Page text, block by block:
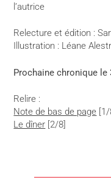
l’autrice
Relecture et édition :
Illustration : Léane
Prochaine chronique le
Relire :
Note de bas de page [1/
Le dîner [2/8]